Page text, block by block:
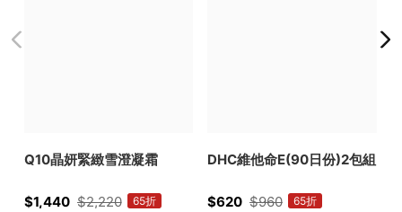
Q10晶妍緊緻雪澄凝霜
$1,440 $2,220 65折
DHC維他命E(90日份)2包組
$620 $960 65折